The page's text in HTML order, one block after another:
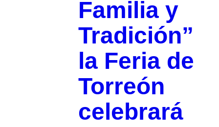
Familia y
Tradición”
la Feria de
Torreón
celebrará